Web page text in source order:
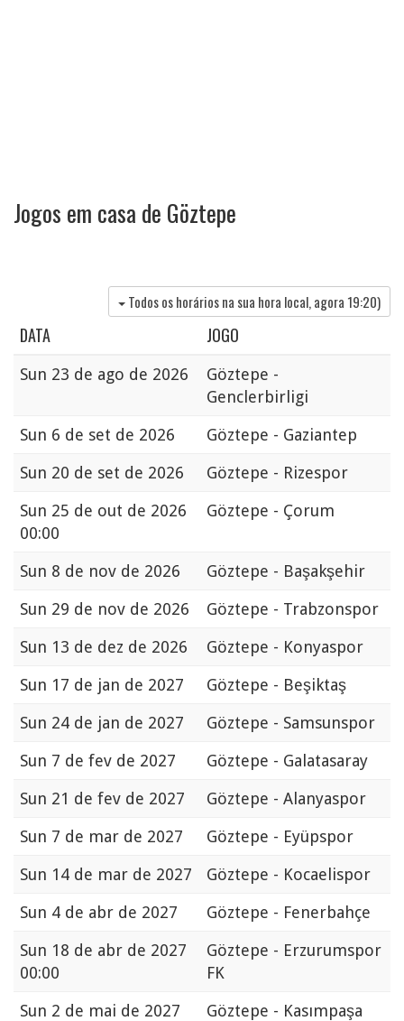
Jogos em casa de Göztepe
Todos os horários na sua hora local, agora 19:20)
DATA JOGO
Sun 23 de ago de 2026
Göztepe -
Genclerbirligi
Sun 6 de set de 2026
Göztepe - Gaziantep
Sun 20 de set de 2026
Göztepe - Rizespor
Sun 25 de out de 2026
00:00
Göztepe - Çorum
Sun 8 de nov de 2026
Göztepe - Başakşehir
Sun 29 de nov de 2026
Göztepe - Trabzonspor
Sun 13 de dez de 2026
Göztepe - Konyaspor
Sun 17 de jan de 2027
Göztepe - Beşiktaş
Sun 24 de jan de 2027
Göztepe - Samsunspor
Sun 7 de fev de 2027
Göztepe - Galatasaray
Sun 21 de fev de 2027
Göztepe - Alanyaspor
Sun 7 de mar de 2027
Göztepe - Eyüpspor
Sun 14 de mar de 2027
Göztepe - Kocaelispor
Sun 4 de abr de 2027
Göztepe - Fenerbahçe
Sun 18 de abr de 2027
00:00
Göztepe - Erzurumspor
FK
Sun 2 de mai de 2027
Göztepe - Kasımpaşa